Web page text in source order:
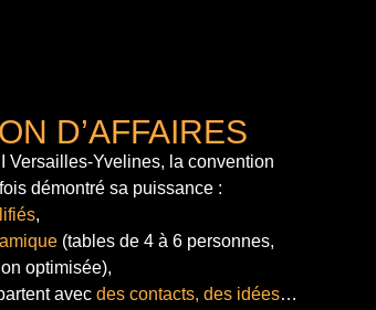
D’AFFAIRES
Versailles-Yvelines, la convention
démontré sa puissance :
,
(tables de 4 à 6 personnes,
optimisée),
avec des contacts, des idées…